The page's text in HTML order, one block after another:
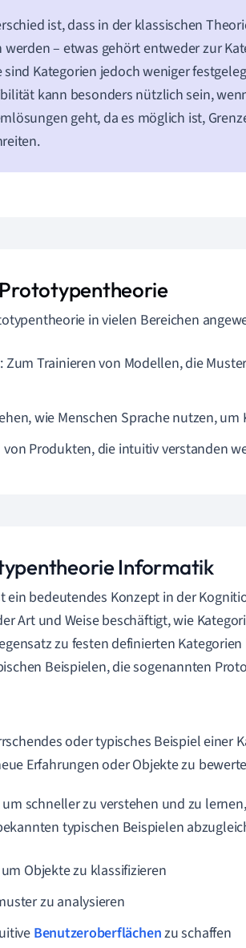
ist, dass in der klassischen
– etwas gehört entweder zur
Kategorien jedoch weniger
kann besonders nützlich sein,
geht, da es möglich ist,
in vielen Bereichen
: Zum Trainieren von Modellen, die
wie Menschen Sprache nutzen,
von Produkten, die intuitiv verstanden
Informatik
ein bedeutendes Konzept in der
Art und Weise beschäftigt, wie
zu festen definierten
Beispielen, die sogenannten
oder typisches Beispiel einer
Erfahrungen oder Objekte zu
schneller zu verstehen und zu
typischen Beispielen
Objekte zu klassifizieren
zu analysieren
Benutzeroberflächenzu schaffen